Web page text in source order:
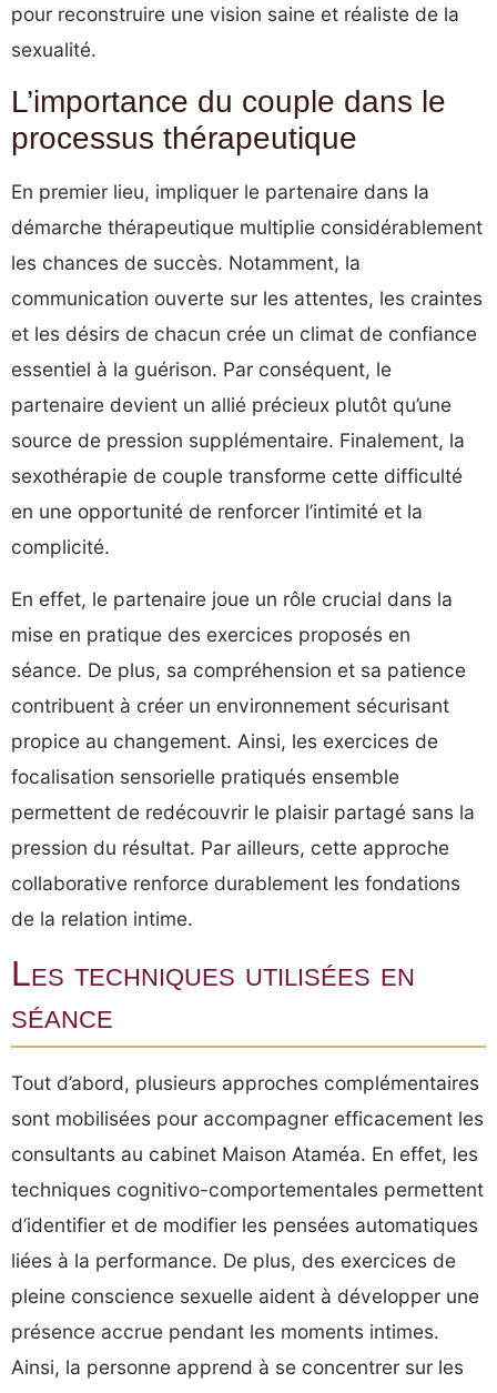
pour reconstruire une vision saine et réaliste de la
sexualité.
L’importance du couple dans le
processus thérapeutique
En premier lieu, impliquer le partenaire dans la
démarche thérapeutique multiplie considérablement
les chances de succès. Notamment, la
communication ouverte sur les attentes, les craintes
et les désirs de chacun crée un climat de confiance
essentiel à la guérison. Par conséquent, le
partenaire devient un allié précieux plutôt qu’une
source de pression supplémentaire. Finalement, la
sexothérapie de couple transforme cette difficulté
en une opportunité de renforcer l’intimité et la
complicité.
En effet, le partenaire joue un rôle crucial dans la
mise en pratique des exercices proposés en
séance. De plus, sa compréhension et sa patience
contribuent à créer un environnement sécurisant
propice au changement. Ainsi, les exercices de
focalisation sensorielle pratiqués ensemble
permettent de redécouvrir le plaisir partagé sans la
pression du résultat. Par ailleurs, cette approche
collaborative renforce durablement les fondations
de la relation intime.
Les techniques utilisées en
séance
Tout d’abord, plusieurs approches complémentaires
sont mobilisées pour accompagner efficacement les
consultants au cabinet Maison Ataméa. En effet, les
techniques cognitivo-comportementales permettent
d’identifier et de modifier les pensées automatiques
liées à la performance. De plus, des exercices de
pleine conscience sexuelle aident à développer une
présence accrue pendant les moments intimes.
Ainsi, la personne apprend à se concentrer sur les